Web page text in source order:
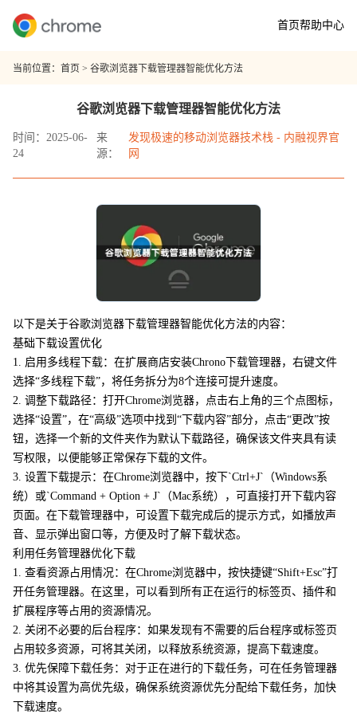
首页帮助中心
当前位置： 首页 > 谷歌浏览器下载管理器智能优化方法
谷歌浏览器下载管理器智能优化方法
时间：2025-06-
24
来
源：
发现极速的移动浏览器技术栈 - 内融视界官
网
以下是关于谷歌浏览器下载管理器智能优化方法的内容：
基础下载设置优化
1. 启用多线程下载：在扩展商店安装Chrono下载管理器，右键文件
选择“多线程下载”，将任务拆分为8个连接可提升速度。
2. 调整下载路径：打开Chrome浏览器，点击右上角的三个点图标，
选择“设置”，在“高级”选项中找到“下载内容”部分，点击“更改”按
钮，选择一个新的文件夹作为默认下载路径，确保该文件夹具有读
写权限，以便能够正常保存下载的文件。
3. 设置下载提示：在Chrome浏览器中，按下`Ctrl+J`（Windows系
统）或`Command + Option + J`（Mac系统），可直接打开下载内容
页面。在下载管理器中，可设置下载完成后的提示方式，如播放声
音、显示弹出窗口等，方便及时了解下载状态。
利用任务管理器优化下载
1. 查看资源占用情况：在Chrome浏览器中，按快捷键“Shift+Esc”打
开任务管理器。在这里，可以看到所有正在运行的标签页、插件和
扩展程序等占用的资源情况。
2. 关闭不必要的后台程序：如果发现有不需要的后台程序或标签页
占用较多资源，可将其关闭，以释放系统资源，提高下载速度。
3. 优先保障下载任务：对于正在进行的下载任务，可在任务管理器
中将其设置为高优先级，确保系统资源优先分配给下载任务，加快
下载速度。